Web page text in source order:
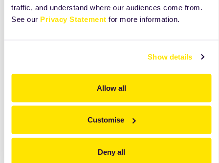
traffic, and understand where our audiences come from.
See our Privacy Statement for more information.
Show details
Allow all
Customise
Deny all
Kynutá bábovka Jankovy buchty Bratislavské rohlíčky
Višňový koláč Valašský hruškový koláč